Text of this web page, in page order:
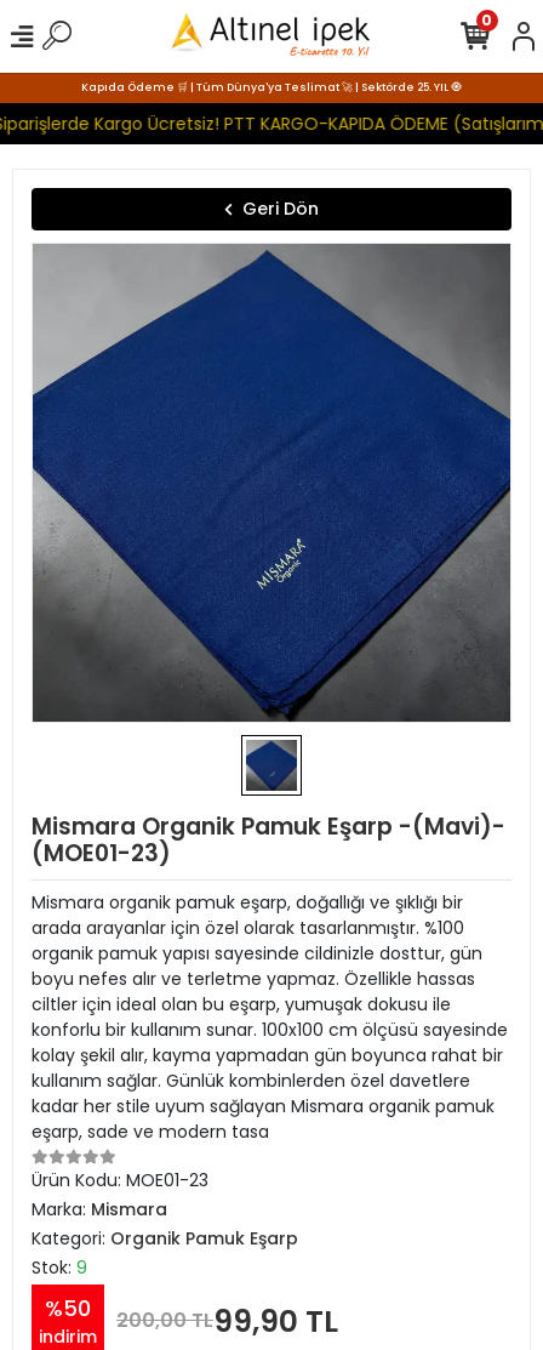
Kapıda Ödeme 🛒 | Tüm Dünya'ya Teslimat 🚀 | Sektörde 25. YIL 🧿
Kargo Ücretsiz! PTT KARGO-KAPIDA ÖDEME
0
Geri Dön
Mismara Organik Pamuk Eşarp -(Mavi)-
(MOE01-23)
Mismara organik pamuk eşarp, doğallığı ve şıklığı bir
arada arayanlar için özel olarak tasarlanmıştır. %100
organik pamuk yapısı sayesinde cildinizle dosttur, gün
boyu nefes alır ve terletme yapmaz. Özellikle hassas
ciltler için ideal olan bu eşarp, yumuşak dokusu ile
konforlu bir kullanım sunar. 100x100 cm ölçüsü sayesinde
kolay şekil alır, kayma yapmadan gün boyunca rahat bir
kullanım sağlar. Günlük kombinlerden özel davetlere
kadar her stile uyum sağlayan Mismara organik pamuk
eşarp, sade ve modern tasa
Ürün Kodu: MOE01-23
Marka: Mismara
Kategori: Organik Pamuk Eşarp
Stok: 9
%50
indirim
200,00 TL99,90 TL